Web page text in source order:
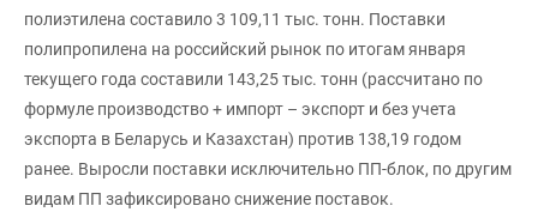
полиэтилена составило 3 109,11 тыс. тонн. Поставки
полипропилена на российский рынок по итогам января
текущего года составили 143,25 тыс. тонн (рассчитано по
формуле производство + импорт – экспорт и без учета
экспорта в Беларусь и Казахстан) против 138,19 годом
ранее. Выросли поставки исключительно ПП-блок, по другим
видам ПП зафиксировано снижение поставок.